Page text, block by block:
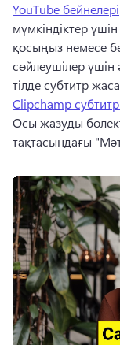
YouTube бейнелері
мүмкіндіктер
қосыңыз немесе
сөйлеушілер үшін
тілде субтитр
Clipchamp
Осы жазуды
тақтасындағы